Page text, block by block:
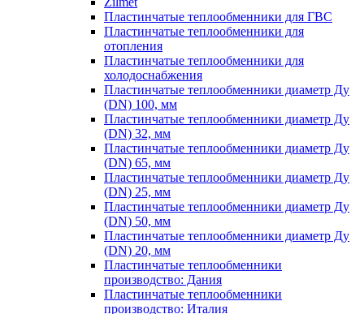
Пластинчатые теплообменники для ГВС
Пластинчатые теплообменники для
отопления
Пластинчатые теплообменники для
холодоснабжения
Пластинчатые теплообменники диаметр Ду
(DN) 100, мм
Пластинчатые теплообменники диаметр Ду
(DN) 32, мм
Пластинчатые теплообменники диаметр Ду
(DN) 65, мм
Пластинчатые теплообменники диаметр Ду
(DN) 25, мм
Пластинчатые теплообменники диаметр Ду
(DN) 50, мм
Пластинчатые теплообменники диаметр Ду
(DN) 20, мм
Пластинчатые теплообменники
производство: Дания
Пластинчатые теплообменники
производство: Италия